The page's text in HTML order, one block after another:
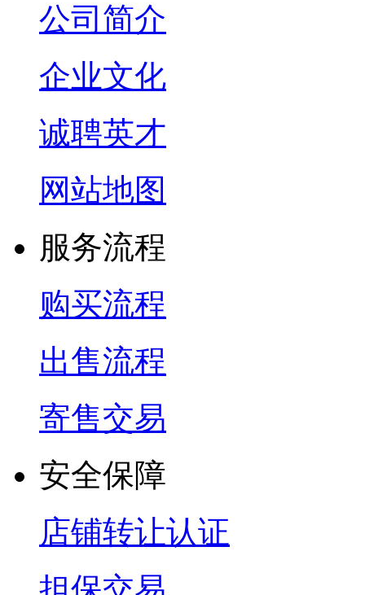
公司简介
企业文化
诚聘英才
网站地图
服务流程
购买流程
出售流程
寄售交易
安全保障
店铺转让认证